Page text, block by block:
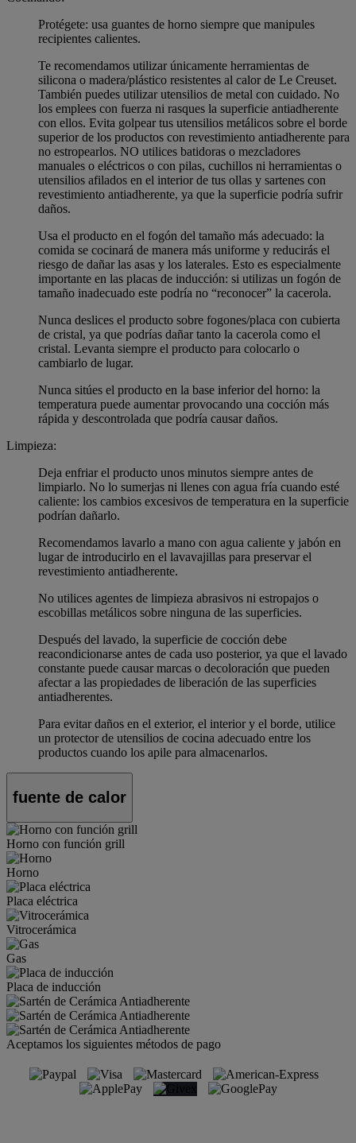
Protégete: usa guantes de horno siempre que manipules
recipientes calientes.
Te recomendamos utilizar únicamente herramientas de
silicona o madera/plástico resistentes al calor de Le Creuset.
También puedes utilizar utensilios de metal con cuidado. No
los emplees con fuerza ni rasques la superficie antiadherente
con ellos. Evita golpear tus utensilios metálicos sobre el borde
superior de los productos con revestimiento antiadherente para
no estropearlos. NO utilices batidoras o mezcladores
manuales o eléctricos o con pilas, cuchillos ni herramientas o
utensilios afilados en el interior de tus ollas y sartenes con
revestimiento antiadherente, ya que la superficie podría sufrir
daños.
Usa el producto en el fogón del tamaño más adecuado: la
comida se cocinará de manera más uniforme y reducirás el
riesgo de dañar las asas y los laterales. Esto es especialmente
importante en las placas de inducción: si utilizas un fogón de
tamaño inadecuado este podría no “reconocer” la cacerola.
Nunca deslices el producto sobre fogones/placa con cubierta
de cristal, ya que podrías dañar tanto la cacerola como el
cristal. Levanta siempre el producto para colocarlo o
cambiarlo de lugar.
Nunca sitúes el producto en la base inferior del horno: la
temperatura puede aumentar provocando una cocción más
rápida y descontrolada que podría causar daños.
Limpieza:
Deja enfriar el producto unos minutos siempre antes de
limpiarlo. No lo sumerjas ni llenes con agua fría cuando esté
caliente: los cambios excesivos de temperatura en la superficie
podrían dañarlo.
Recomendamos lavarlo a mano con agua caliente y jabón en
lugar de introducirlo en el lavavajillas para preservar el
revestimiento antiadherente.
No utilices agentes de limpieza abrasivos ni estropajos o
escobillas metálicos sobre ninguna de las superficies.
Después del lavado, la superficie de cocción debe
reacondicionarse antes de cada uso posterior, ya que el lavado
constante puede causar marcas o decoloración que pueden
afectar a las propiedades de liberación de las superficies
antiadherentes.
Para evitar daños en el exterior, el interior y el borde, utilice
un protector de utensilios de cocina adecuado entre los
productos cuando los apile para almacenarlos.
fuente de calor
Horno con función grill
Horno
Placa eléctrica
Vitrocerámica
Gas
Placa de inducción
Aceptamos los siguientes métodos de pago